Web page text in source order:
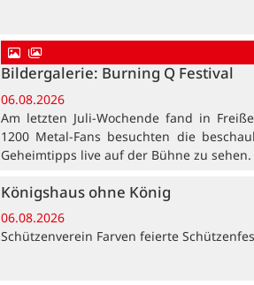
Bildergalerie: Burning Q Festival
06.08.2026
Am letzten Juli-Wochende fand in
1200 Metal-Fans besuchten die
Geheimtipps live auf der Bühne zu sehen.
Königshaus ohne König
06.08.2026
Schützenverein Farven feierte